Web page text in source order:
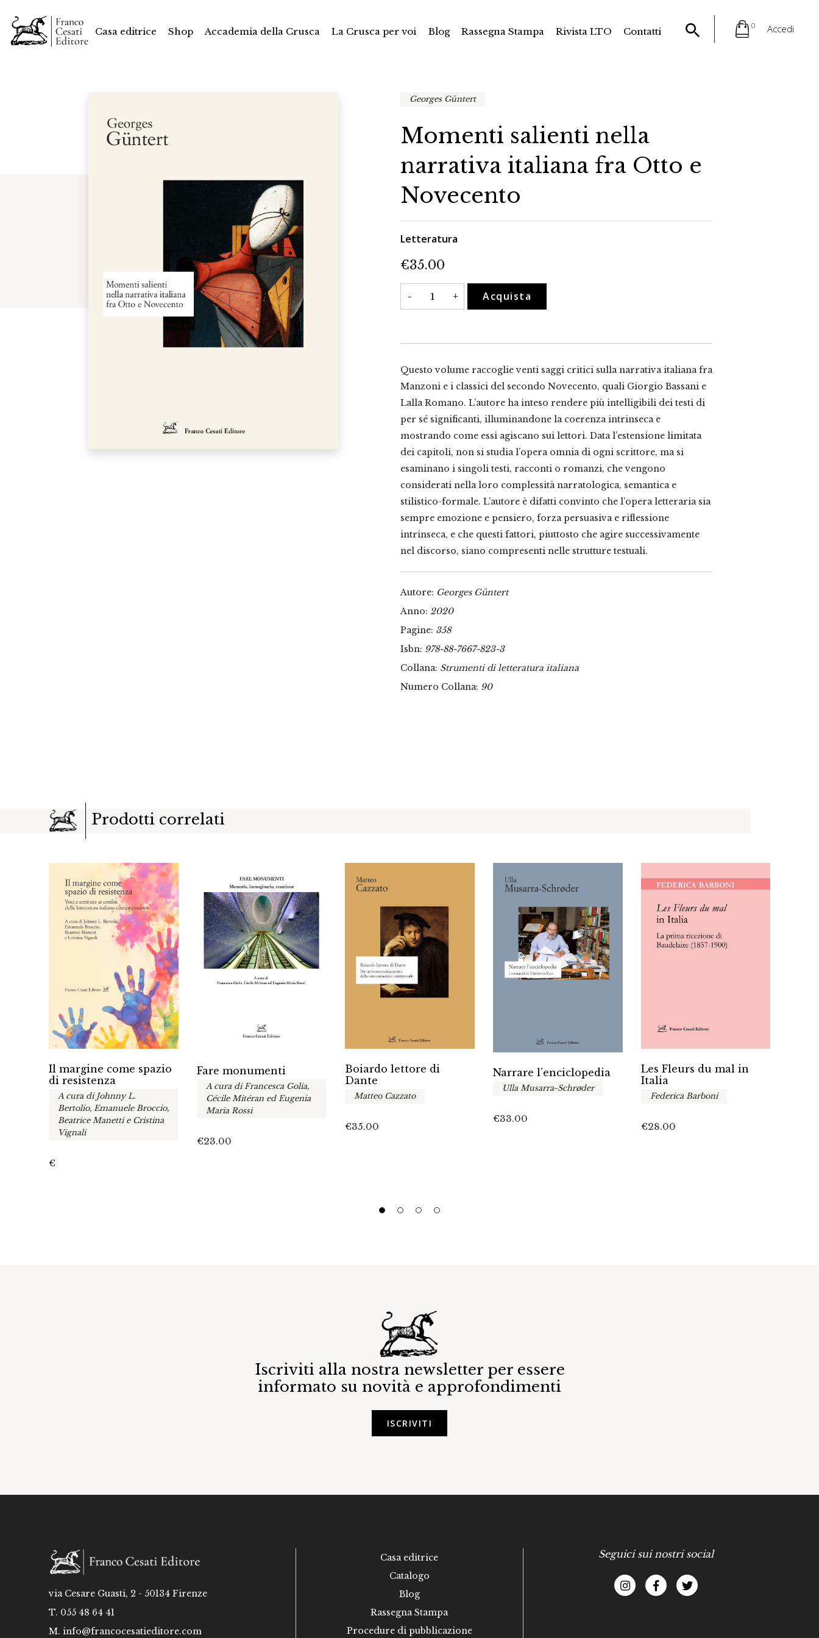
Casa editrice Shop Accademia della Crusca La Crusca per voi Blog Rassegna Stampa Rivista LTO Contatti
0 Accedi
Georges Güntert
Momenti salienti nella
narrativa italiana fra Otto e
Novecento
Letteratura
€35.00
-
Momenti
salienti
nella
Otto
Novecento
quantità
+ Acquista
Questo volume raccoglie venti saggi critici sulla narrativa italiana fra
Manzoni e i classici del secondo Novecento, quali Giorgio Bassani e
Lalla Romano. L’autore ha inteso rendere più intelligibili dei testi di
per sé significanti, illuminandone la coerenza intrinseca e
mostrando come essi agiscano sui lettori. Data l’estensione limitata
dei capitoli, non si studia l’opera omnia di ogni scrittore, ma si
esaminano i singoli testi, racconti o romanzi, che vengono
considerati nella loro complessità narratologica, semantica e
stilistico-formale. L’autore è difatti convinto che l’opera letteraria sia
sempre emozione e pensiero, forza persuasiva e riflessione
intrinseca, e che questi fattori, piuttosto che agire successivamente
nel discorso, siano compresenti nelle strutture testuali.
Autore: Georges Güntert
Anno: 2020
Pagine: 358
Isbn: 978-88-7667-823-3
Collana: Strumenti di letteratura italiana
Numero Collana: 90
Prodotti correlati
Il margine come spazio
di resistenza
A cura di Johnny L.
Bertolio, Emanuele Broccio,
Beatrice Manetti e Cristina
Vignali
€
Fare monumenti
A cura di Francesca Golia,
Cécile Mitéran ed Eugenia
Maria Rossi
€23.00
Boiardo lettore di
Dante
Matteo Cazzato
€35.00
Narrare l’enciclopedia
Ulla Musarra-Schrøder
€33.00
Les Fleurs du mal in
Italia
Federica Barboni
€28.00
Iscriviti alla nostra newsletter per essere
informato su novità e approfondimenti
ISCRIVITI
via Cesare Guasti, 2 - 50134 Firenze
T. 055 48 64 41
M. info@francocesatieditore.com
Casa editrice
Catalogo
Blog
Rassegna Stampa
Procedure di pubblicazione
Seguici sui nostri social